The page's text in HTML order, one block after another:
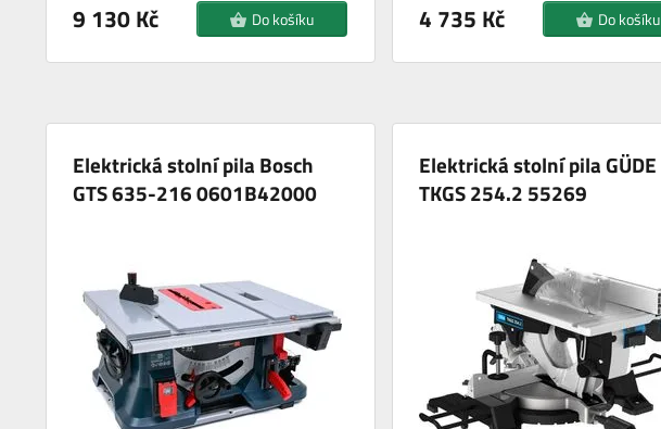
9 130 Kč Do košíku 4 735 Kč Do košíku
Elektrická stolní pila Bosch
GTS 635-216 0601B42000
Elektrická stolní pila GÜDE
TKGS 254.2 55269